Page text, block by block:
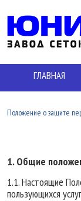
ГЛАВНАЯ
Положение о защите
1. Общие
1.1. Настоящие
пользующихся